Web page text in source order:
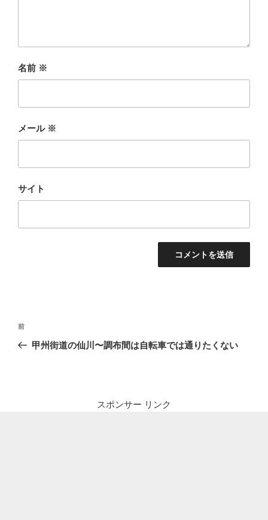
名前 ※
メール ※
サイト
投
ナ
前
の
前
甲州街道の仙川〜調布間は自転車では通りたくない
スポンサー リンク